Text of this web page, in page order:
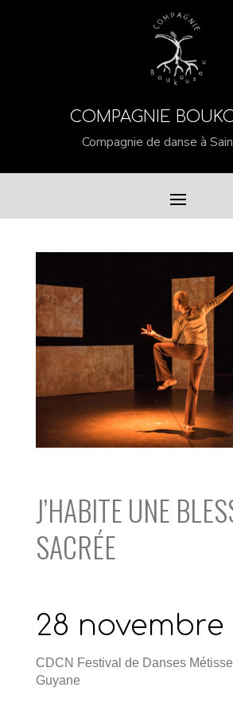
COMPAGNIE
Compagnie de danse à
J’HABITE UNE
SACRÉE
28 novembre
CDCN Festival de Danses
Guyane